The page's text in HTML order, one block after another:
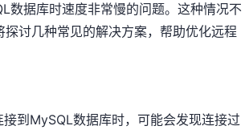
数据库时速度非常慢的问题。这种情况不
讨几种常见的解决方案，帮助优化远程
到MySQL数据库时，可能会发现连接过